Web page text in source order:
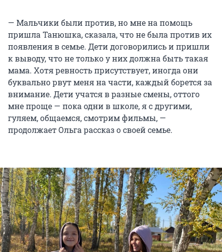
— Мальчики были против, но мне на помощь
пришла Танюшка, сказала, что не была против их
появления в семье. Дети договорились и пришли
к выводу, что не только у них должна быть такая
мама. Хотя ревность присутствует, иногда они
буквально рвут меня на части, каждый борется за
внимание. Дети учатся в разные смены, оттого
мне проще — пока одни в школе, я с другими,
гуляем, общаемся, смотрим фильмы, —
продолжает Ольга рассказ о своей семье.